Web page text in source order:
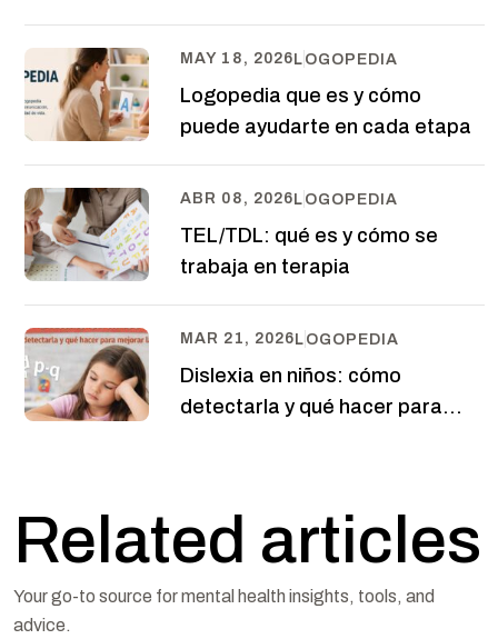
MAY 18, 2026 LOGOPEDIA
Logopedia que es y cómo
puede ayudarte en cada etapa
ABR 08, 2026 LOGOPEDIA
TEL/TDL: qué es y cómo se
trabaja en terapia
MAR 21, 2026 LOGOPEDIA
Dislexia en niños: cómo
detectarla y qué hacer para
Related articles
Your go-to source for mental health insights, tools, and
advice.